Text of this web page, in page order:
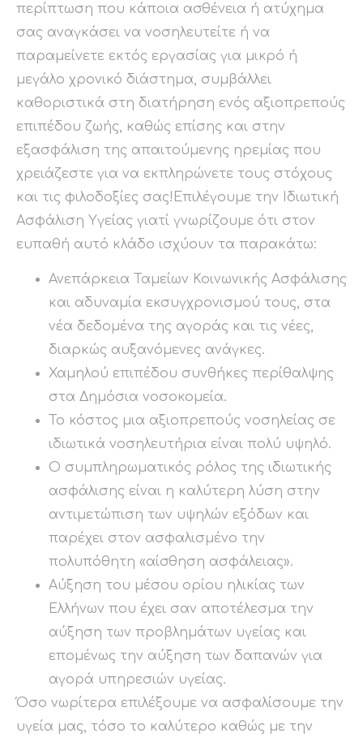
περίπτωση που κάποια ασθένεια ή ατύχημα
σας αναγκάσει να νοσηλευτείτε ή να
παραμείνετε εκτός εργασίας για μικρό ή
μεγάλο χρονικό διάστημα, συμβάλλει
καθοριστικά στη διατήρηση ενός αξιοπρεπούς
επιπέδου ζωής, καθώς επίσης και στην
εξασφάλιση της απαιτούμενης ηρεμίας που
χρειάζεστε για να εκπληρώνετε τους στόχους
και τις φιλοδοξίες σας!Επιλέγουμε την Ιδιωτική
Ασφάλιση Υγείας γιατί γνωρίζουμε ότι στον
ευπαθή αυτό κλάδο ισχύουν τα παρακάτω:
Ανεπάρκεια Ταμείων Κοινωνικής Ασφάλισης
και αδυναμία εκσυγχρονισμού τους, στα
νέα δεδομένα της αγοράς και τις νέες,
διαρκώς αυξανόμενες ανάγκες.
Χαμηλού επιπέδου συνθήκες περίθαλψης
στα Δημόσια νοσοκομεία.
Το κόστος μια αξιοπρεπούς νοσηλείας σε
ιδιωτικά νοσηλευτήρια είναι πολύ υψηλό.
Ο συμπληρωματικός ρόλος της ιδιωτικής
ασφάλισης είναι η καλύτερη λύση στην
αντιμετώπιση των υψηλών εξόδων και
παρέχει στον ασφαλισμένο την
πολυπόθητη «αίσθηση ασφάλειας».
Αύξηση του μέσου ορίου ηλικίας των
Ελλήνων που έχει σαν αποτέλεσμα την
αύξηση των προβλημάτων υγείας και
επομένως την αύξηση των δαπανών για
αγορά υπηρεσιών υγείας.
Όσο νωρίτερα επιλέξουμε να ασφαλίσουμε την
υγεία μας, τόσο το καλύτερο καθώς με την